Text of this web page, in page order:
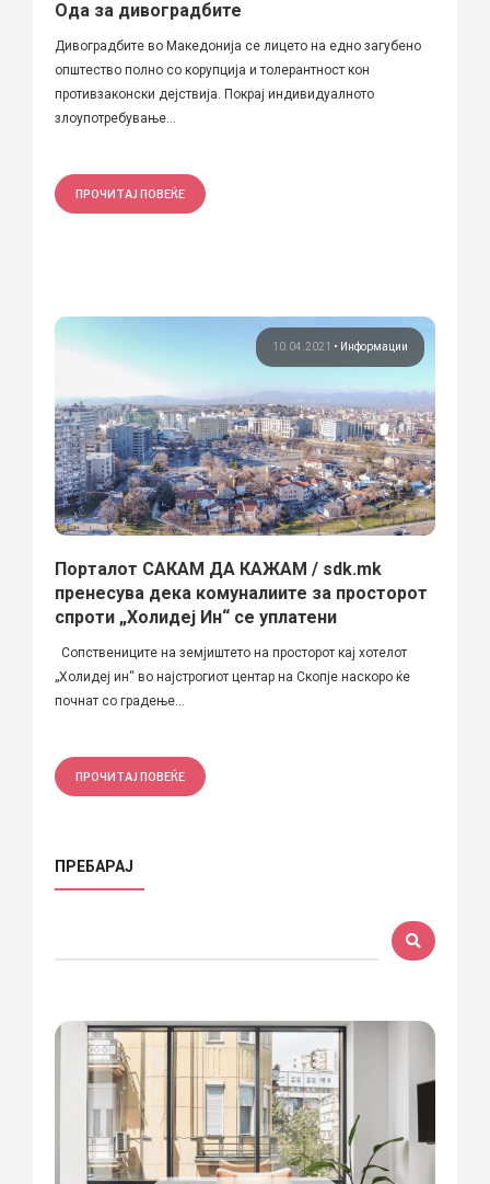
Ода за дивоградбите
Дивоградбите во Македонија се лицето на едно загубено
општество полно со корупција и толерантност кон
противзаконски дејствија. Покрај индивидуалното
злоупотребување...
ПРОЧИТАЈ ПОВЕЌЕ
10.04.2021 • Информации
Порталот САКАМ ДА КАЖАМ / sdk.mk
пренесува дека комуналиите за просторот
спроти „Холидеј Ин“ се уплатени
Сопствениците на земјиштето на просторот кај хотелот
„Холидеј ин“ во најстрогиот центар на Скопје наскоро ќе
почнат со градење...
ПРОЧИТАЈ ПОВЕЌЕ
ПРЕБАРАЈ